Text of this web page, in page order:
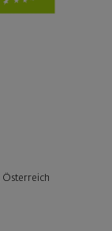
Österreich